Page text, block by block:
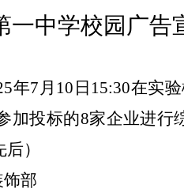
一中学校园广告
年7 月 10日15:30在实
加投标的8家企业进行
）
部